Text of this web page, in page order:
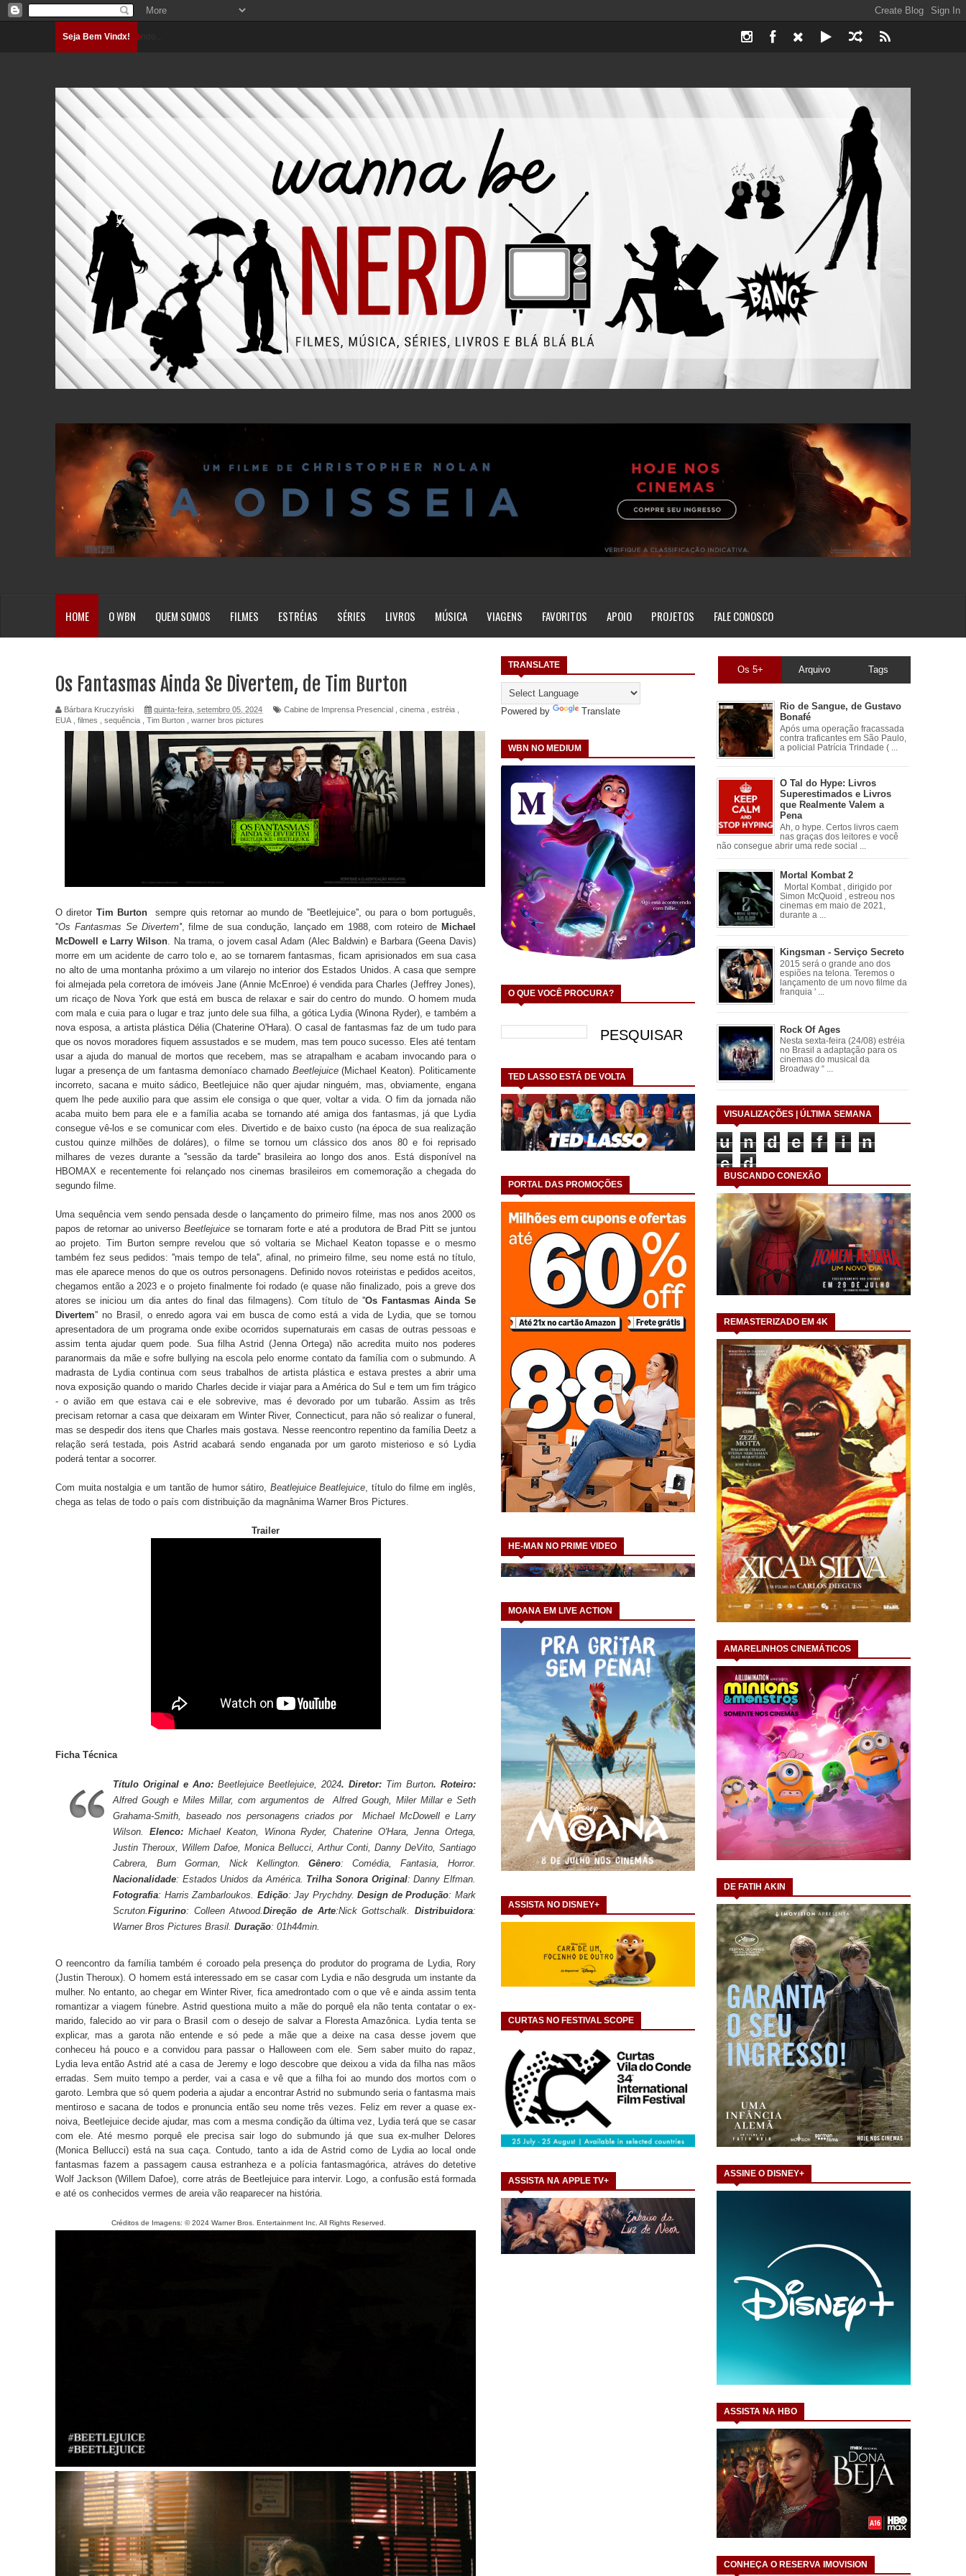
Seja Bem Vindx!Carregando...
HOME O WBN QUEM SOMOS FILMES ESTRÉIAS SÉRIES LIVROS MÚSICA VIAGENS FAVORITOS APOIO PROJETOS FALE CONOSCO
TRANSLATE
Powered by Translate
WBN NO MEDIUM
O QUE VOCÊ PROCURA?
TED LASSO ESTÁ DE VOLTA
PORTAL DAS PROMOÇÕES
HE-MAN NO PRIME VIDEO
MOANA EM LIVE ACTION
ASSISTA NO DISNEY+
CURTAS NO FESTIVAL SCOPE
ASSISTA NA APPLE TV+
Os Fantasmas Ainda Se Divertem, de Tim Burton
Bárbara Kruczyński quinta-feira, setembro 05, 2024 Cabine de Imprensa Presencial , cinema , estréia ,
EUA , filmes , sequência , Tim Burton , warner bros pictures
O diretor Tim Burton
sempre quis retornar ao mundo de ''Beetlejuice'', ou para o bom português,
''Os Fantasmas Se Divertem'', filme de sua condução, lançado em 1988, com roteiro de Michael
McDowell e Larry Wilson. Na trama, o jovem casal Adam (Alec Baldwin) e Barbara (Geena Davis)
morre em um acidente de carro tolo e, ao se tornarem fantasmas, ficam aprisionados em sua casa
no alto de uma montanha próximo a um vilarejo no interior dos Estados Unidos. A casa que sempre
foi almejada pela corretora de imóveis Jane (Annie McEnroe) é vendida para Charles (Jeffrey Jones),
um ricaço de Nova York que está em busca de relaxar e sair do centro do mundo. O homem muda
com mala e cuia para o lugar e traz junto dele sua filha, a gótica Lydia (Winona Ryder), e também a
nova esposa, a artista plástica Délia (Chaterine O'Hara). O casal de fantasmas faz de um tudo para
que os novos moradores fiquem assustados e se mudem, mas tem pouco sucesso. Eles até tentam
usar a ajuda do manual de mortos que recebem, mas se atrapalham e acabam invocando para o
lugar a presença de um fantasma demoníaco chamado Beetlejuice(Michael Keaton). Politicamente
incorreto, sacana e muito sádico, Beetlejuice não quer ajudar ninguém, mas, obviamente, engana
quem lhe pede auxilio para que assim ele consiga o que quer, voltar a vida. O fim da jornada não
acaba muito bem para ele e a família acaba se tornando até amiga dos fantasmas, já que Lydia
consegue vê-los e se comunicar com eles. Divertido e de baixo custo (na época de sua realização
custou quinze milhões de doláres), o filme se tornou um clássico dos anos 80 e foi reprisado
milhares de vezes durante a ''sessão da tarde'' brasileira ao longo dos anos. Está disponível na
HBOMAX e recentemente foi relançado nos cinemas brasileiros em comemoração a chegada do
segundo filme.
Uma sequência vem sendo pensada desde o lançamento do primeiro filme, mas nos anos 2000 os
papos de retornar ao universo Beetlejuicese tornaram forte e até a produtora de Brad Pitt se juntou
ao projeto. Tim Burton sempre revelou que só voltaria se Michael Keaton topasse e o mesmo
também fez seus pedidos: ''mais tempo de tela'', afinal, no primeiro filme, seu nome está no título,
mas ele aparece menos do que os outros personagens. Definido novos roteiristas e pedidos aceitos,
chegamos então a 2023 e o projeto finalmente foi rodado (e quase não finalizado, pois a greve dos
atores se iniciou um dia antes do final das filmagens). Com título de ''Os Fantasmas Ainda Se
Divertem'' no Brasil, o enredo agora vai em busca de como está a vida de Lydia, que se tornou
apresentadora de um programa onde exibe ocorridos supernaturais em casas de outras pessoas e
assim tenta ajudar quem pode. Sua filha Astrid (Jenna Ortega) não acredita muito nos poderes
paranormais da mãe e sofre bullying na escola pelo enorme contato da família com o submundo. A
madrasta de Lydia continua com seus trabalhos de artista plástica e estava prestes a abrir uma
nova exposição quando o marido Charles decide ir viajar para a América do Sul e tem um fim trágico
- o avião em que estava cai e ele sobrevive, mas é devorado por um tubarão. Assim as três
precisam retornar a casa que deixaram em Winter River, Connecticut, para não só realizar o funeral,
mas se despedir dos itens que Charles mais gostava. Nesse reencontro repentino da família Deetz a
relação será testada, pois Astrid acabará sendo enganada por um garoto misterioso e só Lydia
poderá tentar a socorrer.
Com muita nostalgia e um tantão de humor sátiro, Beatlejuice Beatlejuice, título do filme em inglês,
chega as telas de todo o país com distribuição da magnânima Warner Bros Pictures.
Trailer
Ficha Técnica
Título Original e Ano: Beetlejuice Beetlejuice, 2024. Diretor: Tim Burton. Roteiro:
Alfred Gough e Miles Millar, com argumentos de Alfred Gough, Miler Millar e Seth
Grahama-Smith, baseado nos personagens criados por Michael McDowell e Larry
Wilson. Elenco:Michael Keaton, Winona Ryder, Chaterine O'Hara, Jenna Ortega,
Justin Theroux, Willem Dafoe, Monica Bellucci, Arthur Conti, Danny DeVito, Santiago
Cabrera, Burn Gorman, Nick Kellington.Gênero: Comédia, Fantasia, Horror.
Nacionalidade: Estados Unidos da América. Trilha Sonora Original: Danny Elfman.
Fotografia: Harris Zambarloukos. Edição: Jay Prychdny.Design de Produção: Mark
Scruton.Figurino: Colleen Atwood.Direção de Arte:Nick Gottschalk.Distribuidora:
Warner Bros Pictures Brasil. Duração: 01h44min.
O reencontro da família também é coroado pela presença do produtor do programa de Lydia, Rory
(Justin Theroux). O homem está interessado em se casar com Lydia e não desgruda um instante da
mulher. No entanto, ao chegar em Winter River, fica amedrontado com o que vê e ainda assim tenta
romantizar a viagem fúnebre. Astrid questiona muito a mãe do porquê ela não tenta contatar o ex-
marido, falecido ao vir para o Brasil com o desejo de salvar a Floresta Amazônica. Lydia tenta se
explicar, mas a garota não entende e só pede a mãe que a deixe na casa desse jovem que
conheceu há pouco e a convidou para passar o Halloween com ele. Sem saber muito do rapaz,
Lydia leva então Astrid até a casa de Jeremy e logo descobre que deixou a vida da filha nas mãos
erradas. Sem muito tempo a perder, vai a casa e vê que a filha foi ao mundo dos mortos com o
garoto. Lembra que só quem poderia a ajudar a encontrar Astrid no submundo seria o fantasma mais
mentiroso e sacana de todos e pronuncia então seu nome três vezes. Feliz em rever a quase ex-
noiva, Beetlejuice decide ajudar, mas com a mesma condição da última vez, Lydia terá que se casar
com ele. Até mesmo porquê ele precisa sair logo do submundo já que sua ex-mulher Delores
(Monica Bellucci) está na sua caça. Contudo, tanto a ida de Astrid como de Lydia ao local onde
fantasmas fazem a passagem causa estranheza e a polícia fantasmagórica, atráves do detetive
Wolf Jackson (Willem Dafoe), corre atrás de Beetlejuice para intervir. Logo, a confusão está formada
e até os conhecidos vermes de areia vão reaparecer na história.
Créditos de Imagens: © 2024 Warner Bros. Entertainment Inc. All Rights Reserved.
Os 5+ Arquivo Tags
Rio de Sangue, de Gustavo
Bonafé
Após uma operação fracassada
contra traficantes em São Paulo,
a policial Patrícia Trindade ( ...
O Tal do Hype: Livros
Superestimados e Livros
que Realmente Valem a
Pena
Ah, o hype. Certos livros caem
nas graças dos leitores e você
não consegue abrir uma rede social ...
Mortal Kombat 2
Mortal Kombat , dirigido por
Simon McQuoid , estreou nos
cinemas em maio de 2021,
durante a ...
Kingsman - Serviço Secreto
2015 será o grande ano dos
espiões na telona. Teremos o
lançamento de um novo filme da
franquia ' ...
Rock Of Ages
Nesta sexta-feira (24/08) estréia
no Brasil a adaptação para os
cinemas do musical da
Broadway “ ...
VISUALIZAÇÕES | ÚLTIMA SEMANA
u n d e f i
n
e
d
BUSCANDO CONEXÃO
REMASTERIZADO EM 4K
AMARELINHOS CINEMÁTICOS
DE FATIH AKIN
ASSINE O DISNEY+
ASSISTA NA HBO
CONHEÇA O RESERVA IMOVISION